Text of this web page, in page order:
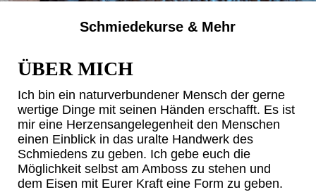
Schmiedekurse & Mehr
ÜBER MICH
Ich bin ein naturverbundener Mensch der gerne
wertige Dinge mit seinen Händen erschafft. Es ist
mir eine Herzensangelegenheit den Menschen
einen Einblick in das uralte Handwerk des
Schmiedens zu geben. Ich gebe euch die
Möglichkeit selbst am Amboss zu stehen und
dem Eisen mit Eurer Kraft eine Form zu geben.